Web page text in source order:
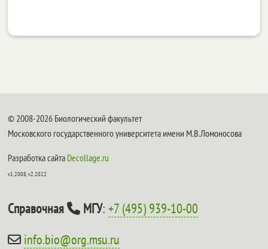
© 2008-2026 Биологический факультет
Московского государственного университета имени М.В.Ломоносова
Разработка сайта Decollage.ru
v1.2008, v2.2022
Справочная МГУ:+7 (495) 939-10-00
info.bio@org.msu.ru